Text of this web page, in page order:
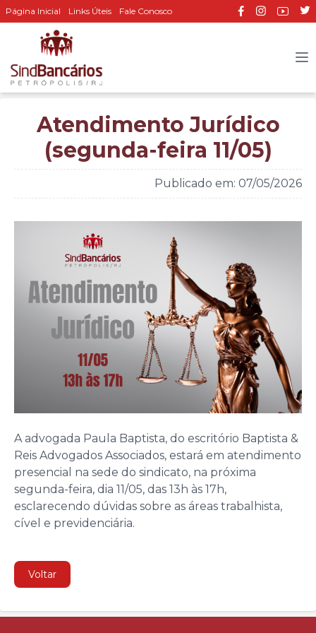
Página Inicial Links Úteis Fale Conosco
Atendimento Jurídico
(segunda-feira 11/05)
Publicado em: 07/05/2026
A advogada Paula Baptista, do escritório Baptista &
Reis Advogados Associados, estará em atendimento
presencial na sede do sindicato, na próxima
segunda-feira, dia 11/05, das 13h às 17h,
esclarecendo dúvidas sobre as áreas trabalhista,
cível e previdenciária.
Voltar